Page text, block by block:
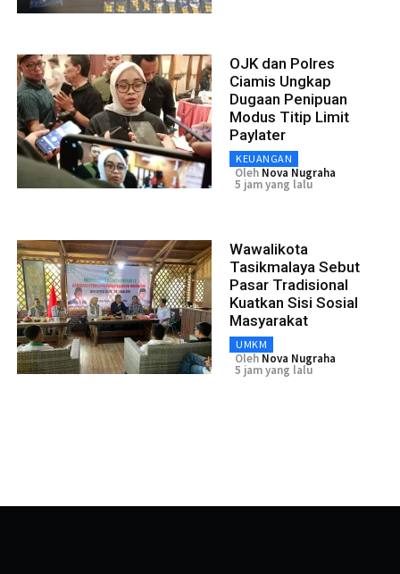
OJK dan Polres
Ciamis Ungkap
Dugaan Penipuan
Modus Titip Limit
Paylater
KEUANGAN
Oleh Nova Nugraha
5 jam yang lalu
Wawalikota
Tasikmalaya Sebut
Pasar Tradisional
Kuatkan Sisi Sosial
Masyarakat
UMKM
Oleh Nova Nugraha
5 jam yang lalu